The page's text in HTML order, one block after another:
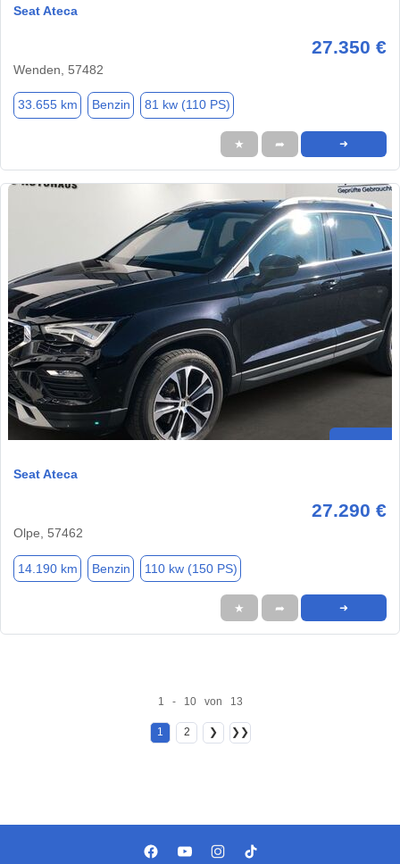
Seat Ateca
27.350 €
Wenden, 57482
33.655 km Benzin 81 kw (110 PS)
★ ➦ ➜
Seat Ateca
27.290 €
Olpe, 57462
14.190 km Benzin 110 kw (150 PS)
★ ➦ ➜
1 - 10 von 13
1 2 ❯ ❯❯